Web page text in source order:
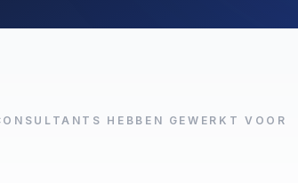
HEBBEN GEWERKT VOOR